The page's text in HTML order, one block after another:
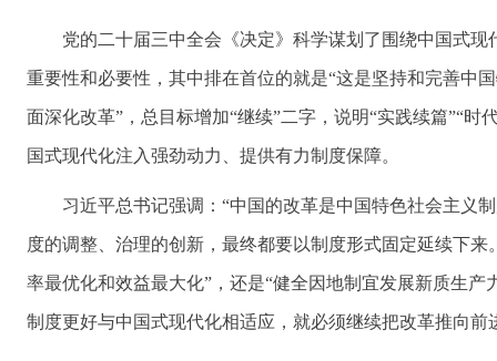
党的二十届三中全会《决定》科学谋划了围绕中国式
重要性和必要性，其中排在首位的就是“这是坚持和完善中
面深化改革”，总目标增加“继续”二字，说明“实践续篇”“
国式现代化注入强劲动力、提供有力制度保障。
习近平总书记强调：“中国的改革是中国特色社会主义
度的调整、治理的创新，最终都要以制度形式固定延续下
率最优化和效益最大化”，还是“健全因地制宜发展新质生
制度更好与中国式现代化相适应，就必须继续把改革推向